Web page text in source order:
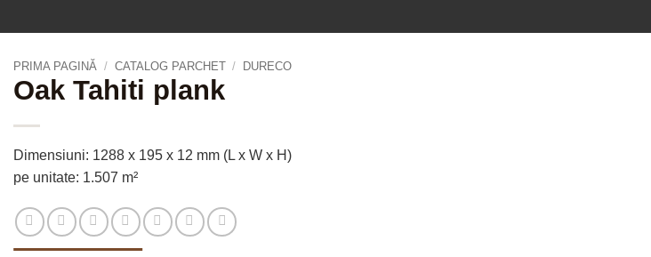
PRIMA PAGINĂ / CATALOG PARCHET / DURECO
Oak Tahiti plank
Dimensiuni: 1288 x 195 x 12 mm (L x W x H)
pe unitate: 1.507 m²